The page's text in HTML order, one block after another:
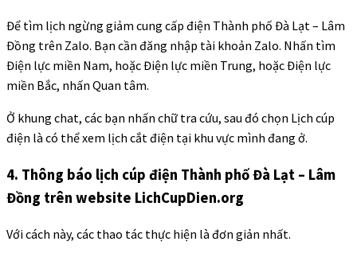
Để tìm lịch ngừng giảm cung cấp điện Thành phố Đà Lạt – Lâm
Đồng trên Zalo. Bạn cần đăng nhập tài khoản Zalo. Nhấn tìm
Điện lực miền Nam, hoặc Điện lực miền Trung, hoặc Điện lực
miền Bắc, nhấn Quan tâm.
Ở khung chat, các bạn nhấn chữ tra cứu, sau đó chọn Lịch cúp
điện là có thể xem lịch cắt điện tại khu vực mình đang ở.
4. Thông báo lịch cúp điện Thành phố Đà Lạt – Lâm
Đồng trên website LichCupDien.org
Với cách này, các thao tác thực hiện là đơn giản nhất.